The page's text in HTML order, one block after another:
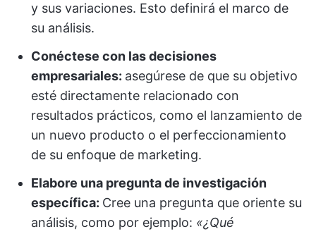
y sus variaciones. Esto definirá el marco de
su análisis.
Conéctese con las decisiones
empresariales: asegúrese de que su objetivo
esté directamente relacionado con
resultados prácticos, como el lanzamiento de
un nuevo producto o el perfeccionamiento
de su enfoque de marketing.
Elabore una pregunta de investigación
específica: Cree una pregunta que oriente su
análisis, como por ejemplo: «¿Qué